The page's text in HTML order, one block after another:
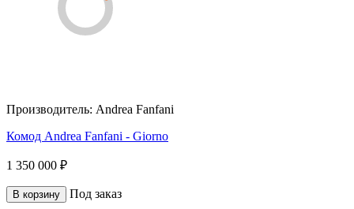
Производитель: Andrea Fanfani
Комод Andrea Fanfani - Giorno
1 350 000 ₽
В корзину Под заказ